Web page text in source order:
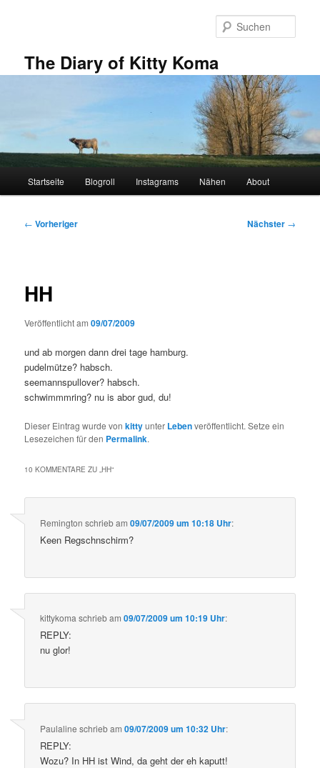
The Diary of Kitty Koma
Startseite Blogroll Instagrams Nähen About
Beitragsnavigation
← Vorheriger Nächster →
HH
Veröffentlicht am09/07/2009
und ab morgen dann drei tage hamburg.
pudelmütze? habsch.
seemannspullover? habsch.
schwimmmring? nu is abor gud, du!
Dieser Eintrag wurde vonkittyunter Lebenveröffentlicht. Setze ein
Lesezeichen für den Permalink.
10 KOMMENTARE ZU „HH“
Remington schriebam09/07/2009 um 10:18 Uhr:
Keen Regschnschirm?
kittykoma schriebam09/07/2009 um 10:19 Uhr:
REPLY:
nu glor!
Paulaline schriebam09/07/2009 um 10:32 Uhr:
REPLY:
Wozu? In HH ist Wind, da geht der eh kaputt!